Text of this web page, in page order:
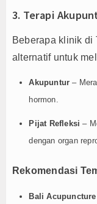
3. Terapi
Beberapa klinik di
alternatif untuk
Akupuntur –
hormon.
Pijat Refleksi –
dengan organ
Rekomendasi
Bali